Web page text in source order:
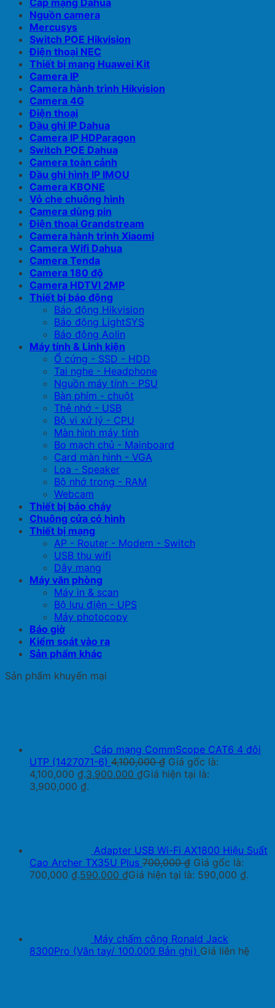
Cáp mạng Dahua
Nguồn camera
Mercusys
Switch POE Hikvision
Điện thoại NEC
Thiết bị mang Huawei Kit
Camera IP
Camera hành trình Hikvision
Camera 4G
Điện thoại
Đầu ghi IP Dahua
Camera IP HDParagon
Switch POE Dahua
Camera toàn cảnh
Đầu ghi hình IP IMOU
Camera KBONE
Vỏ che chuông hình
Camera dùng pin
Điện thoại Grandstream
Camera hành trình Xiaomi
Camera Wifi Dahua
Camera Tenda
Camera 180 độ
Camera HDTVI 2MP
Thiết bị báo động
Báo động Hikvision
Báo động LightSYS
Báo động Aolin
Máy tính & Linh kiện
Ổ cứng - SSD - HDD
Tai nghe - Headphone
Nguồn máy tính - PSU
Bàn phím - chuột
Thẻ nhớ - USB
Bộ vi xử lý - CPU
Màn hình máy tính
Bo mạch chủ - Mainboard
Card màn hình - VGA
Loa - Speaker
Bộ nhớ trong - RAM
Webcam
Thiết bị báo cháy
Chuông cửa có hình
Thiết bị mạng
AP - Router - Modem - Switch
USB thu wifi
Dây mạng
Máy văn phòng
Máy in & scan
Bộ lưu điện - UPS
Máy photocopy
Báo giờ
Kiểm soát vào ra
Sản phẩm khác
Sản phẩm khuyến mại
Cáp mạng CommScope CAT6 4 đôi
UTP (1427071-6) 4,100,000₫ Giá gốc là:
4,100,000 ₫.3,900,000 ₫Giá hiện tại là:
3,900,000 ₫.
Adapter USB Wi-Fi AX1800 Hiệu Suất
Cao Archer TX35U Plus 700,000₫ Giá gốc là:
700,000 ₫.590,000 ₫Giá hiện tại là: 590,000 ₫.
Máy chấm công Ronald Jack
8300Pro (Vân tay/ 100.000 Bản ghi) Giá liên hệ